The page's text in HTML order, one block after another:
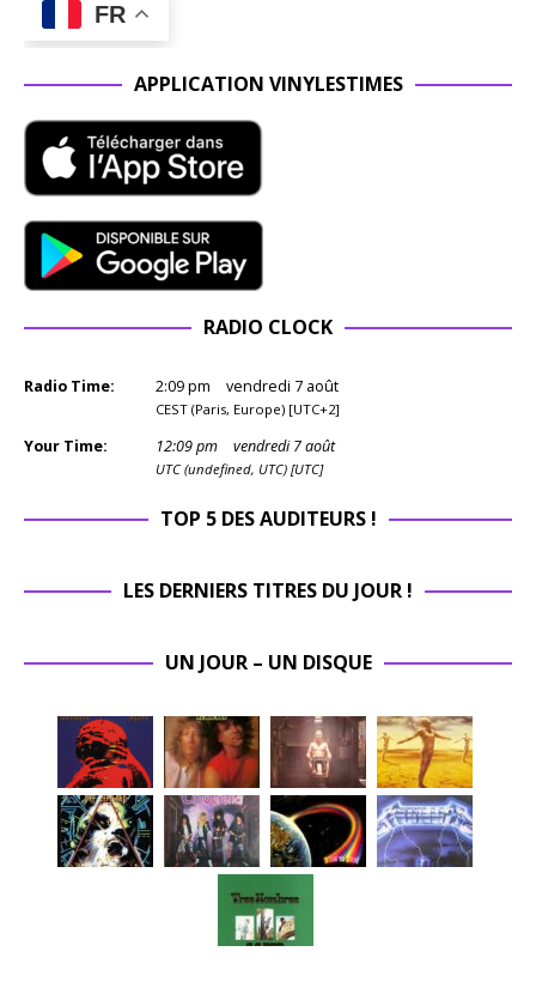
FR
APPLICATION VINYLESTIMES
RADIO CLOCK
Radio Time: 2:09pm vendredi 7 août
CEST (Paris, Europe) [UTC+2]
Your Time: 12:09pm vendredi 7 août
UTC (undefined, UTC) [UTC]
TOP 5 DES AUDITEURS !
LES DERNIERS TITRES DU JOUR !
UN JOUR – UN DISQUE